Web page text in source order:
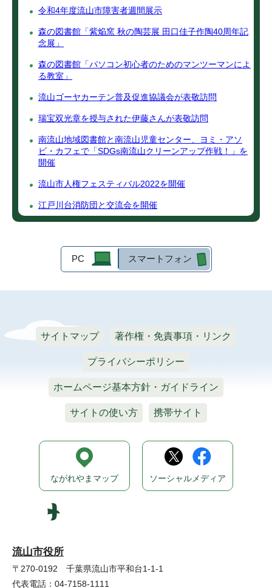
令和4年度流山市障害者週間展示
森の図書館「紫焔窯 秋の陶芸展 田口佳子作陶40周年記
念展」
森の図書館「パソコン初心者のためのマンツーマンによ
る教室」
流山ゴーヤカーテン普及促進協議会が表敬訪問
瑞宝双光章を授与された伊藤さんが表敬訪問
南流山地域図書館と南流山児童センター、ヨミ・アソ
ビ・カフェで「SDGs南流山クリーンアップ作戦！」を
開催
流山市人権フェスティバル2022を開催
江戸川台消防団と交流会を開催
PC スマートフォン
サイトマップ 著作権・免責事項・リンク
プライバシーポリシー
ホームページ基本方針・ガイドライン
サイトの使い方 携帯サイト
流山市役所
〒270-0192 千葉県流山市平和台1-1-1
代表電話：04-7158-1111
ながれやまマップ ソーシャルメディア